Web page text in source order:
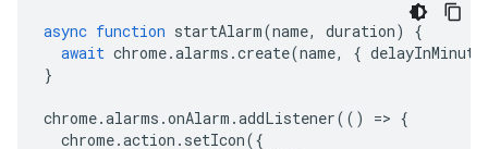
async function startAlarm(name, duration)
{
await chrome.alarms .create(name, {
}
chrome.alarms .onAlarm .addListener(() => {
chrome.action . setIcon({